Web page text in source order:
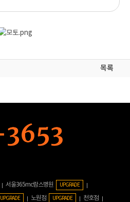
목록
서울365mc람스병원 UPGRADE
UPGRADE 노원점 UPGRADE
천호점